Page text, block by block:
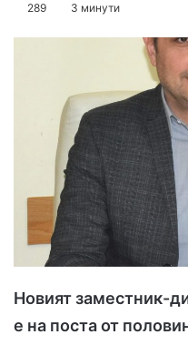
l
o
w
X
d
a
n
i
l
289 3 минути
Новият заместник-
е на поста от